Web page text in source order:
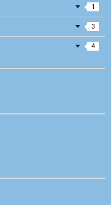
1
3
4